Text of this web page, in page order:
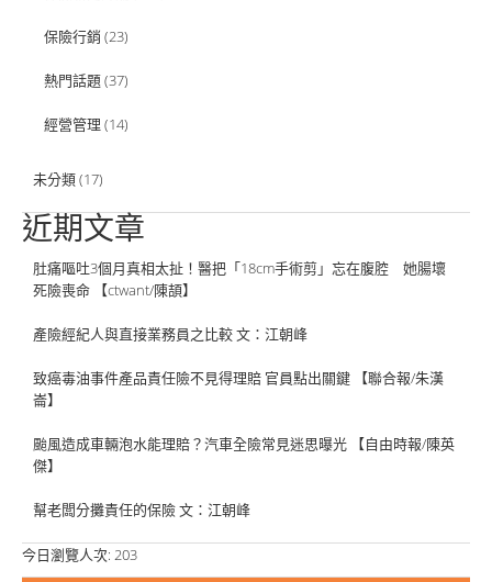
保險行銷 (23)
熱門話題(37)
經營管理 (14)
未分類(17)
近期文章
肚痛嘔吐3個月真相太扯！醫把「18cm手術剪」忘在腹腔 她腸壞
死險喪命 【ctwant/陳頡】
產險經紀人與直接業務員之比較 文：江朝峰
致癌毒油事件產品責任險不見得理賠 官員點出關鍵 【聯合報/朱漢
崙】
颱風造成車輛泡水能理賠？汽車全險常見迷思曝光 【自由時報/陳英
傑】
幫老闆分攤責任的保險 文：江朝峰
今日瀏覽人次: 203